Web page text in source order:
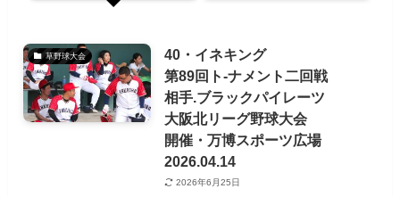
草野球大会
40・イネキング
第89回ト-ナメント二回戦
相手.ブラックパイレーツ
大阪北リーグ野球大会
開催・万博スポーツ広場
2026.04.14
2026年6月25日